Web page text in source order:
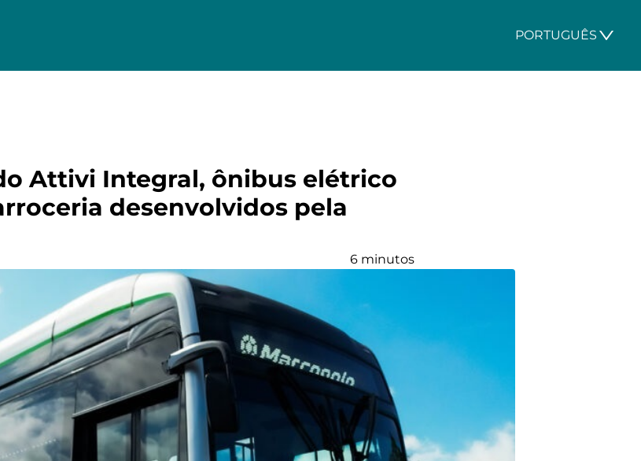
PORTUGUÊS
Attivi Integral, ônibus elétrico
desenvolvidos pela
6 minutos